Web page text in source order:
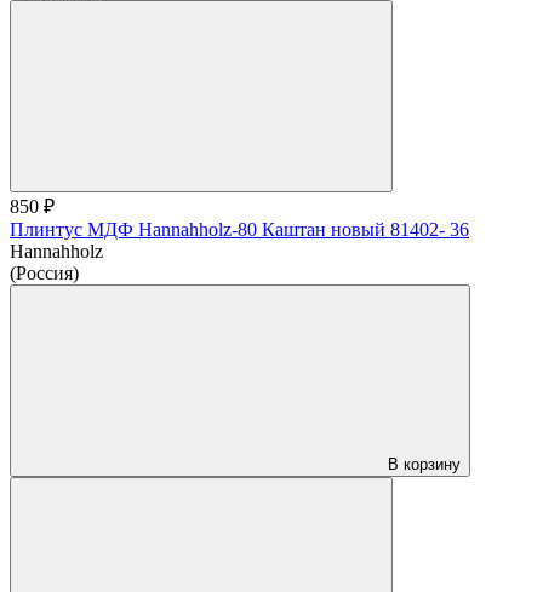
850 ₽
Плинтус МДФ Hannahholz-80 Каштан новый 81402- 36
Hannahholz
(Россия)
В корзину